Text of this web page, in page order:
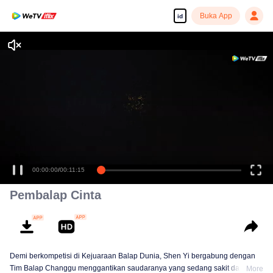
id Buka App
00:00:00/00:11:15
Pembalap Cinta
Demi berkompetisi di Kejuaraan Balap Dunia, Shen Yi bergabung dengan
Tim Balap Changgu menggantikan saudaranya yang sedang sakit dan
More